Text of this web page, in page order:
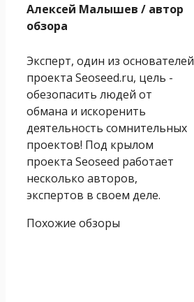
Алексей Малышев / автор
обзора
Эксперт, один из основателей
проекта Seoseed.ru, цель -
обезопасить людей от
обмана и искоренить
деятельность сомнительных
проектов! Под крылом
проекта Seoseed работает
несколько авторов,
экспертов в своем деле.
Похожие обзоры